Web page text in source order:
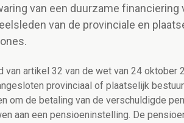
van een duurzame
van de provinciale en
van artikel 32 van de wet van 24
provinciaal of plaatselijk
om de betaling van de verschuldigde
aan een pensioeninstelling. De